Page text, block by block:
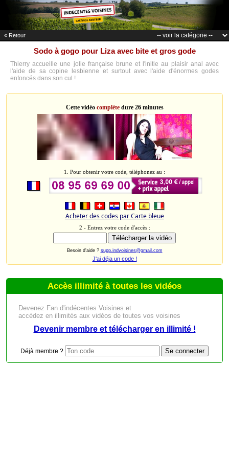
« Retour
Sodo à gogo pour Liza avec bite et gros gode
Thierry accueille une jolie française brune et l'initie au plaisir anal avec
l'aide de sa copine lesbienne et surtout avec l'aide d'énormes godes
enfoncés dans son cul !
Cette vidéo complètedure 26 minutes
1. Pour obtenir votre code, téléphonez au :
Acheter des codes par Carte bleue
2 - Entrez votre code d'accès :
Besoin d'aide ? supp.indvoisines@gmail.com
J'ai déja un code !
Accès illimité à toutes les vidéos
Devenez Fan d'indécentes Voisines et
accédez en illimités aux vidéos de toutes vos voisines
Devenir membre et télécharger en illimité !
Déjà membre ?